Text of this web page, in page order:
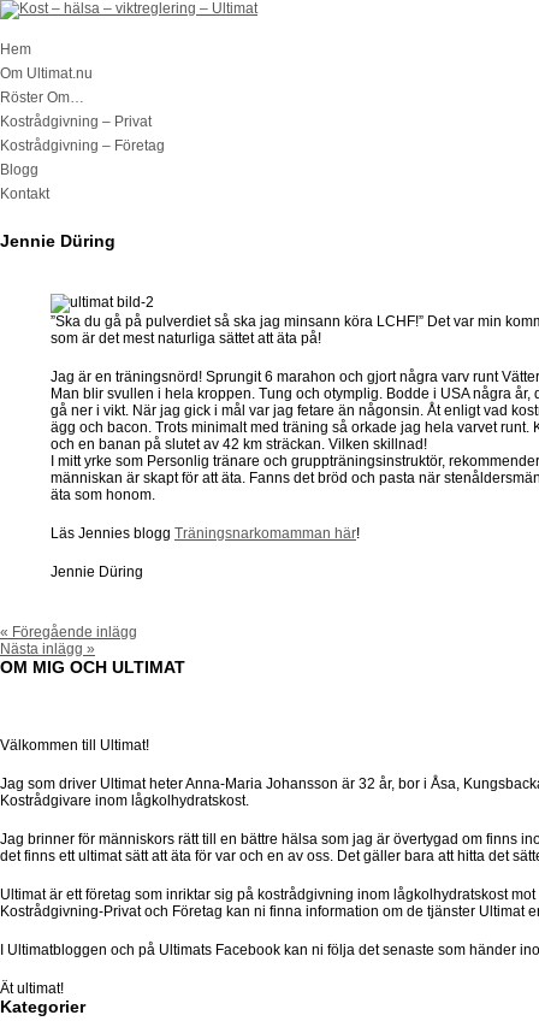
Hem
Om Ultimat.nu
Röster Om…
Kostrådgivning – Privat
Kostrådgivning – Företag
Blogg
Kontakt
Jennie Düring
”Ska du gå på pulverdiet så ska jag minsann köra LCHF!” Det var min
som är det mest naturliga sättet att äta på!
Jag är en träningsnörd! Sprungit 6 marahon och gjort några varv runt
Man blir svullen i hela kroppen. Tung och otymplig. Bodde i USA några
gå ner i vikt. När jag gick i mål var jag fetare än någonsin. Åt enligt vad
ägg och bacon. Trots minimalt med träning så orkade jag hela varvet
och en banan på slutet av 42 km sträckan. Vilken skillnad!
I mitt yrke som Personlig tränare och gruppträningsinstruktör,
människan är skapt för att äta. Fanns det bröd och pasta när
äta som honom.
Läs Jennies blogg Träningsnarkomamman här!
Jennie Düring
« Föregående inlägg
Nästa inlägg »
OM MIG OCH ULTIMAT
Välkommen till Ultimat!
Jag som driver Ultimat heter Anna-Maria Johansson är 32 år, bor i Åsa,
Kostrådgivare inom lågkolhydratskost.
Jag brinner för människors rätt till en bättre hälsa som jag är övertygad om finns
det finns ett ultimat sätt att äta för var och en av oss. Det gäller bara att hitta det
Ultimat är ett företag som inriktar sig på kostrådgivning inom lågkolhydratskost
Kostrådgivning-Privat och Företag kan ni finna information om de tjänster Ultimat
I Ultimatbloggen och på Ultimats Facebook kan ni följa det senaste som händer
Ät ultimat!
Kategorier